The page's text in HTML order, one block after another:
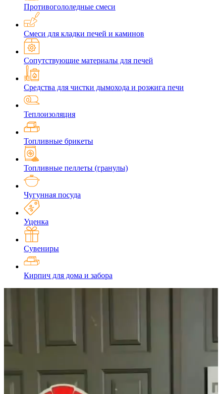
Противогололедные смеси
Смеси для кладки печей и каминов
Сопутствующие материалы для печей
Средства для чистки дымохода и розжига печи
Теплоизоляция
Топливные брикеты
Топливные пеллеты (гранулы)
Чугунная посуда
Уценка
Сувениры
Кирпич для дома и забора